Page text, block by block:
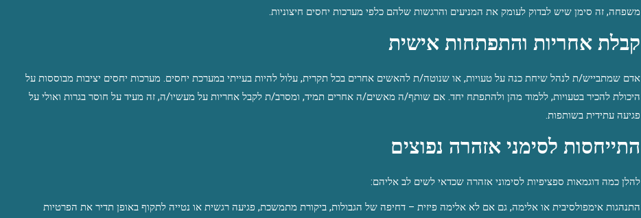
משפחה, זה סימן שיש לבדוק לעומק את המניעים והרגשות שלהם כלפי מערכות יחסים חיצוניות.
קבלת אחריות והתפתחות אישית
אדם שמתבייש/ת לנהל שיחת כנה על טעויות, או שנוטה/ת להאשים אחרים בכל תקרית, עלול להיות בעייתי במערכת יחסים. מערכות יחסים יציבות מבוססות על
היכולת להכיר בטעויות, ללמוד מהן ולהתפתח יחד. אם שותף/ה מאשים/ה אחרים תמיד, ומסרב/ת לקבל אחריות על מעשיו/ה, זה מעיד על חוסר בגרות ואולי על
פגיעה עתידית בשותפות.
התייחסות לסימני אזהרה נפוצים
להלן כמה דוגמאות ספציפיות לסימוני אזהרה שכדאי לשים לב אליהם:
התנהגות אימפולסיבית או אלימה, גם אם לא אלימה פיזית – דחיפה של הגבולות, ביקורת מתמשכת, פגיעה רגשית או נטייה לתקוף באופן תדיר את הפרטיות